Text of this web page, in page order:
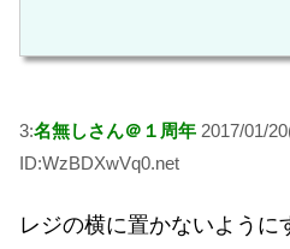
3:名無しさん＠１周年 2017/01/
ID:WzBDXwVq0.net
レジの横に置かないように